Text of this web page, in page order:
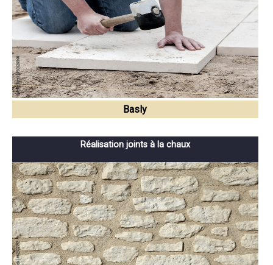
Basly
Réalisation joints à la chaux